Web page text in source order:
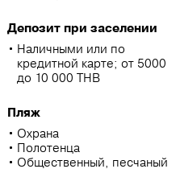
Депозит при заселении
Наличными или по
кредитной карте; от 5000
до 10 000 THB
Пляж
Охрана
Полотенца
Общественный, песчаный